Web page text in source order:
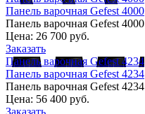
Панель варочная Gefest 4000
Панель варочная Gefest 4000
Цена: 26 700 руб.
Заказать
Панель варочная Gefest 4234
Панель варочная Gefest 4234
Панель варочная Gefest 4234
Цена: 56 400 руб.
Заказать